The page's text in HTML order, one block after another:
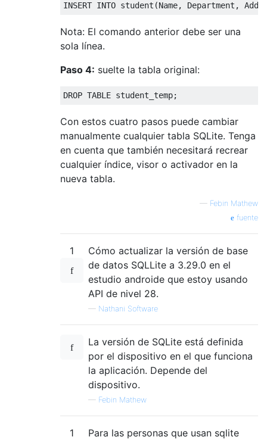
INSERT INTO student (Name, Department ,
Nota: El comando anterior debe ser una
sola línea.
Paso 4: suelte la tabla original:
DROP TABLE student_temp;
Con estos cuatro pasos puede cambiar
manualmente cualquier tabla SQLite. Tenga
en cuenta que también necesitará recrear
cualquier índice, visor o activador en la
nueva tabla.
— Febin Mathew
fuente
1
Cómo actualizar la versión de base
de datos SQLLite a 3.29.0 en el
estudio androide que estoy usando
API de nivel 28.
— Nathani Software
La versión de SQLite está definida
por el dispositivo en el que funciona
la aplicación. Depende del
dispositivo.
— Febin Mathew
1
Para las personas que usan sqlite